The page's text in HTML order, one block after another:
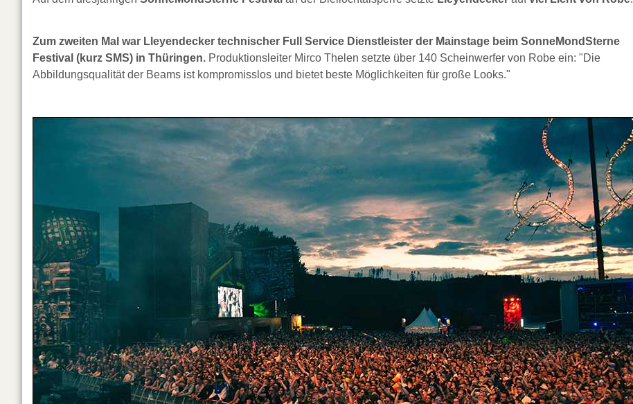
Zum zweiten Mal war Lleyendecker technischer Full Service Dienstleister der Mainstage beim SonneMondSterne
Festival (kurz SMS) in Thüringen. Produktionsleiter Mirco Thelen setzte über 140 Scheinwerfer von Robe ein: "Die
Abbildungsqualität der Beams ist kompromisslos und bietet beste Möglichkeiten für große Looks."